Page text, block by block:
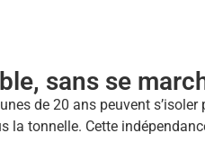
sans se
de 20 ans peuvent s’isoler
la tonnelle. Cette